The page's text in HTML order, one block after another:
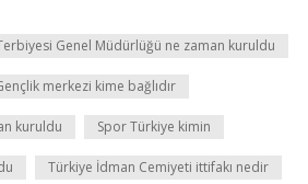
Genel Müdürlüğü ne zaman kuruldu
merkezi kime bağlıdır
kuruldu Spor Türkiye kimin
Türkiye İdman Cemiyeti ittifakı nedir